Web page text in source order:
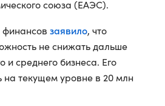
союза (ЕАЭС).
заявило, что
не снижать дальше
и среднего бизнеса. Его
на текущем уровне в 20 млн